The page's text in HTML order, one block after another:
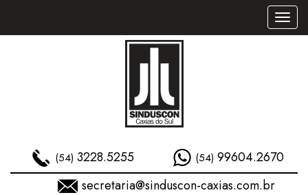
(54) 3228.5255 (54) 99604.2670
secretaria@sinduscon-caxias.com.br